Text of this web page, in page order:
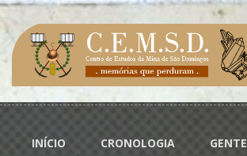
Passar para o conteúdo principal
Menu principal
INÍCIO CRONOLOGIA GENTE